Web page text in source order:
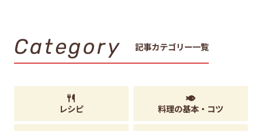
Category 記事カテゴリー一覧
レシピ 料理の基本・コツ